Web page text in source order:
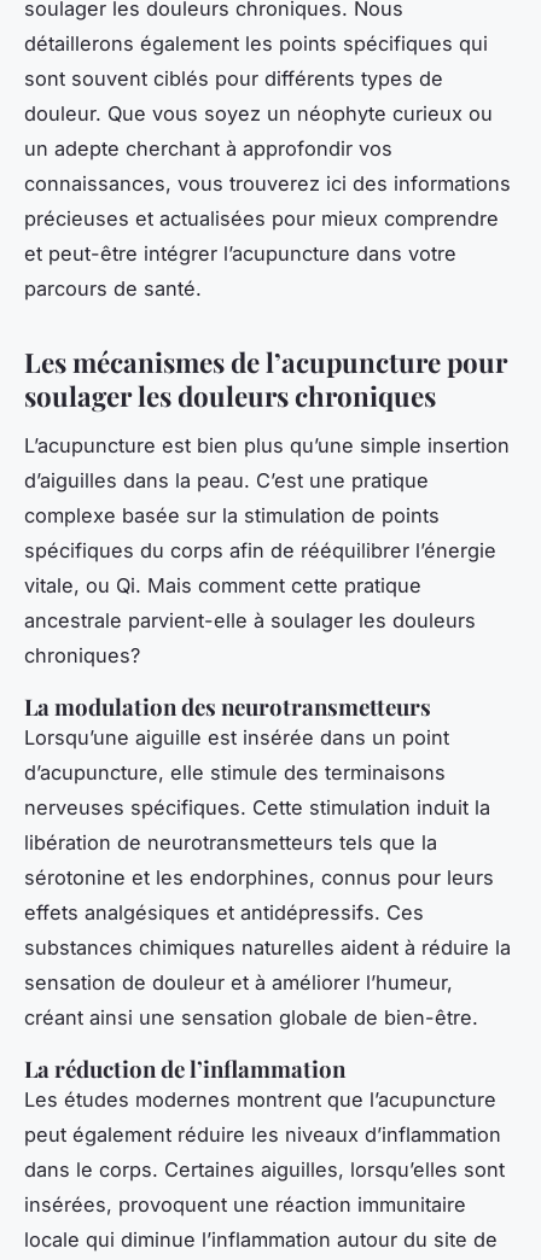
soulager les douleurs chroniques. Nous
détaillerons également les points spécifiques qui
sont souvent ciblés pour différents types de
douleur. Que vous soyez un néophyte curieux ou
un adepte cherchant à approfondir vos
connaissances, vous trouverez ici des informations
précieuses et actualisées pour mieux comprendre
et peut-être intégrer l’acupuncture dans votre
parcours de santé.
Les mécanismes de l’acupuncture pour
soulager les douleurs chroniques
L’acupuncture est bien plus qu’une simple insertion
d’aiguilles dans la peau. C’est une pratique
complexe basée sur la stimulation de points
spécifiques du corps afin de rééquilibrer l’énergie
vitale, ou Qi. Mais comment cette pratique
ancestrale parvient-elle à soulager les douleurs
chroniques?
La modulation des neurotransmetteurs
Lorsqu’une aiguille est insérée dans un point
d’acupuncture, elle stimule des terminaisons
nerveuses spécifiques. Cette stimulation induit la
libération de neurotransmetteurs tels que la
sérotonine et les endorphines, connus pour leurs
effets analgésiques et antidépressifs. Ces
substances chimiques naturelles aident à réduire la
sensation de douleur et à améliorer l’humeur,
créant ainsi une sensation globale de bien-être.
La réduction de l’inflammation
Les études modernes montrent que l’acupuncture
peut également réduire les niveaux d’inflammation
dans le corps. Certaines aiguilles, lorsqu’elles sont
insérées, provoquent une réaction immunitaire
locale qui diminue l’inflammation autour du site de